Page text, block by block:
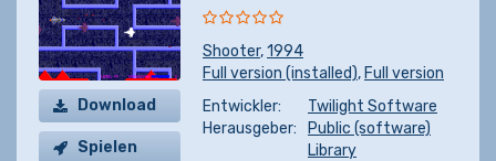
Download
Spielen
Shooter,1994
Full version (installed), Full version
Entwickler:
Twilight Software
Herausgeber:
Public (software)
Library